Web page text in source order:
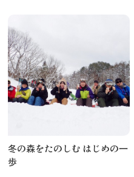
よくある質問
お知らせ
当サイトについて
協会について
パンフレット
写真ダウンロード
冬の森をたのしむ はじめの一
歩